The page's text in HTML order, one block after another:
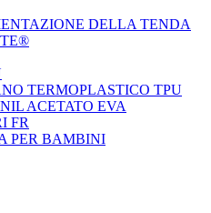
DELLA TENDA
TERMOPLASTICO TPU
ACETATO EVA
FR
PER BAMBINI